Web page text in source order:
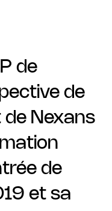
de
de
Nexans
de
et sa